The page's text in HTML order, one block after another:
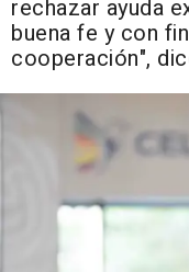
rechazar ayuda
buena fe y con
cooperación",